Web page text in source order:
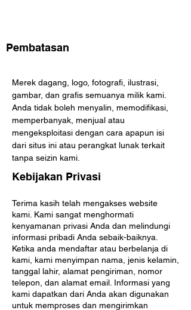
Pembatasan
Merek dagang, logo, fotografi, ilustrasi,
gambar, dan grafis semuanya milik kami.
Anda tidak boleh menyalin, memodifikasi,
memperbanyak, menjual atau
mengeksploitasi dengan cara apapun isi
dari situs ini atau perangkat lunak terkait
tanpa seizin kami.
Kebijakan Privasi
Terima kasih telah mengakses website
kami. Kami sangat menghormati
kenyamanan privasi Anda dan melindungi
informasi pribadi Anda sebaik-baiknya.
Ketika anda mendaftar atau berbelanja di
kami, kami menyimpan nama, jenis kelamin,
tanggal lahir, alamat pengiriman, nomor
telepon, dan alamat email. Informasi yang
kami dapatkan dari Anda akan digunakan
untuk memproses dan mengirimkan